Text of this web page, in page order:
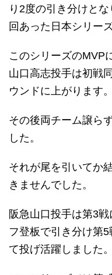
り2度の引き分けと
回あった日本シリー
このシリーズのMVP
山口高志投手は初戦
ウンドに上がります。
その後両チーム譲ら
した。
それが尾を引いてか
きませんでした。
阪急山口投手は第3
フ登板で引き分け第
て投げ活躍しました。